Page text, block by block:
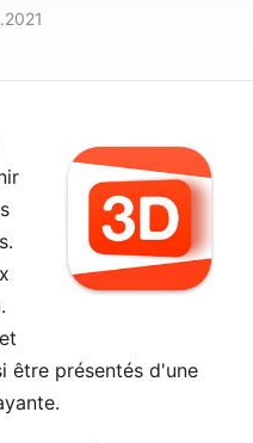
être présentés d'une